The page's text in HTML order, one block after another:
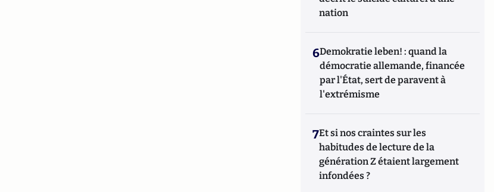
nation
6Demokratie leben! : quand la
démocratie allemande, financée
par l'État, sert de paravent à
l'extrémisme
7Et si nos craintes sur les
habitudes de lecture de la
génération Z étaient largement
infondées ?